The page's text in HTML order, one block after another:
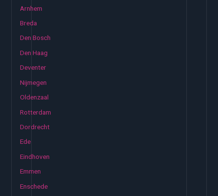
Arnhem
Breda
Den Bosch
Den Haag
Deventer
Nijmegen
Oldenzaal
Rotterdam
Dordrecht
Ede
Eindhoven
Emmen
Enschede